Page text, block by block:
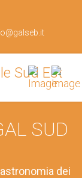
SUD
dei